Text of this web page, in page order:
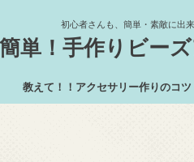
初心者さんも、簡単・素敵に出
単！手作りビー
教えて！！アクセサリー作りのコツ